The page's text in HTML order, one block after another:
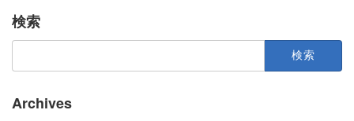
検索
Archives